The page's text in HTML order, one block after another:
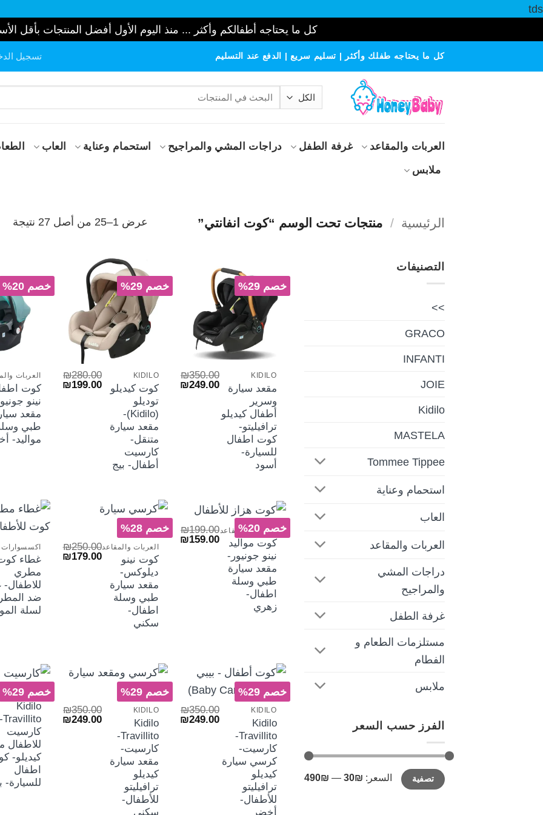
tds
كل ما يحتاجه أطفالكم وأكثر ... منذ اليوم الأول أفضل المنتجات بأقل
كل ما يحتاجه طفلك وأكثر | تسليم سريع | الدفع عند التسليم تسجيل
البحث
العربات والمقاعد غرفة الطفل دراجات المشي والمراجيح استحمام وعناية العاب
ملابس
الرئيسية / منتجات تحت الوسم “كوت انفانتي” عرض 1–25 من أصل 27 نتيجة
التصنيفات
>>
GRACO
INFANTI
JOIE
Kidilo
MASTELA
Tommee Tippee
استحمام وعناية
العاب
العربات والمقاعد
دراجات المشي
والمراجيح
غرفة الطفل
مستلزمات الطعام و
الفطام
ملابس
الفرز حسب السعر
أدنى
سعر
أعلى
سعرتصفية السعر: ₪30
—
₪490
خصم 29%
+
KIDILO
مقعد سيارة
وسرير
أطفال كيديلو
ترافيليتو-
كوت اطفال
للسيارة-
أسود
₪350.00
السعر ₪249.00
السعر
الحالي
خصم 29%
+
KIDILO
كوت كيديلو
توديلو
(Kidilo)-
مقعد سيارة
متنقل-
كارسيت
أطفال- بيج
₪280.00
السعر ₪199.00
السعر
الحالي
خصم 20%
العربات
كوت
نينو
مقعد
طبي
مواليد-
خصم 20%
العربات والمقاعد
كوت مواليد
نينو جونيور-
مقعد سيارة
طبي وسلة
اطفال-
زهري
₪199.00
السعر ₪159.00
السعر
الحالي
خصم 28%
العربات والمقاعد
كوت نينو
ديلوكس-
مقعد سيارة
طبي وسلة
اطفال-
سكني
₪250.00
السعر ₪179.00
السعر
الحاليغطاء
مطري
للاطفال-
ضد المطر
لسلة
خصم 29%
KIDILO
Kidilo
Travillito-
كارسيت-
كرسي سيارة
كيديلو
ترافيليتو
للأطفال-
أخضر
₪350.00
السعر ₪249.00
السعر
الحالي
خصم 29%
KIDILO
Kidilo
Travillito-
كارسيت-
مقعد سيارة
كيديلو
ترافيليتو
للأطفال-
سكني
₪350.00
السعر ₪249.00
السعر
الحالي
خصم 29%
KIDILO
Kidilo
Travillito-
كارسيت
للاطفال
كيديلو-
اطفال
للسيارة-